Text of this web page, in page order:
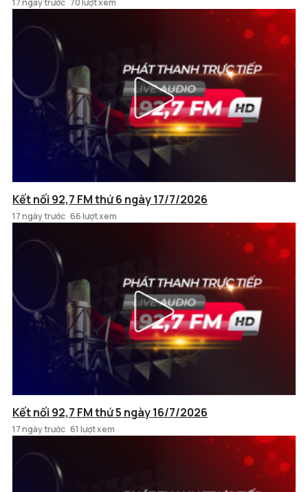
17 ngày trước 70 lượt xem
Kết nối 92,7 FM thứ 6 ngày 17/7/2026
17 ngày trước 66 lượt xem
Kết nối 92,7 FM thứ 5 ngày 16/7/2026
17 ngày trước 61 lượt xem